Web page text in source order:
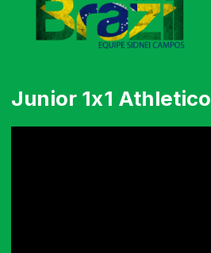
Junior 1x1 Athletico